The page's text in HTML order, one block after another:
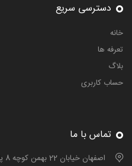
دسترسی سریع
خانه
تعرفه ها
بلاگ
حساب کاربری
تماس با ما
اصفهان خیابان 22 بهمن کوچه 8 پلاک 4